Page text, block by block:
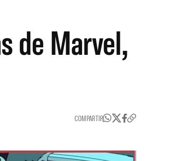
de Marvel,
COMPARTIR